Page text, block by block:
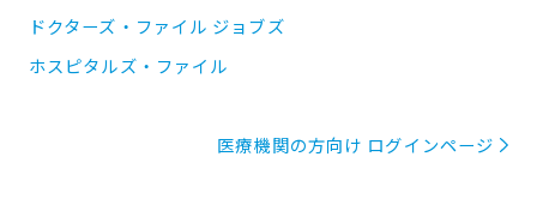
ドクターズ・ファイル ジョブズ
ホスピタルズ・ファイル
医療機関の方向け ログインページ